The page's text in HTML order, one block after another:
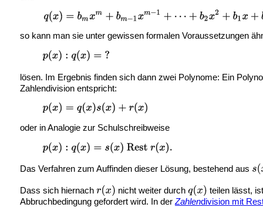
so kann man sie unter gewissen formalen Voraussetzungen
lösen. Im Ergebnis finden sich dann zwei Polynome: Ein
Zahlendivision entspricht:
oder in Analogie zur Schulschreibweise
Das Verfahren zum Auffinden dieser Lösung, bestehend aus
Dass sich hiernach nicht weiter durch
teilen lässt,
Abbruchbedingung gefordert wird. In der Zahlendivision mit